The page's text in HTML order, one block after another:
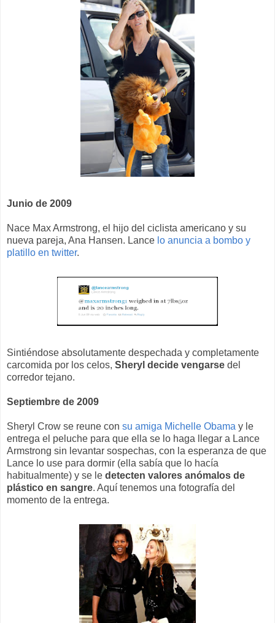
Junio de 2009
Nace Max Armstrong, el hijo del ciclista americano y su
nueva pareja, Ana Hansen. Lance lo anuncia a bombo y
platillo en twitter.
Sintiéndose absolutamente despechada y completamente
carcomida por los celos, Sheryl decide vengarse del
corredor tejano.
Septiembre de 2009
Sheryl Crow se reune con su amiga Michelle Obama y le
entrega el peluche para que ella se lo haga llegar a Lance
Armstrong sin levantar sospechas, con la esperanza de que
Lance lo use para dormir (ella sabía que lo hacía
habitualmente) y se le detecten valores anómalos de
plástico en sangre. Aquí tenemos una fotografía del
momento de la entrega.